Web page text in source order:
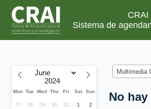
CRAI
Sistema de
Mon Tue Wed Thu Fri Sat Sun
27 28 29 30 31 1 2
Multimedia
No